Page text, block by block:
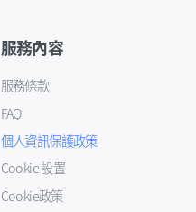
服務內容
服務條款
FAQ
個人資訊保護政策
Cookie 設置
Cookie政策